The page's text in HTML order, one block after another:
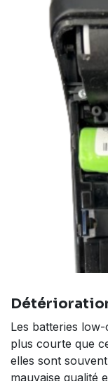
Les batteries
plus courte que
elles sont
mauvaise qualité